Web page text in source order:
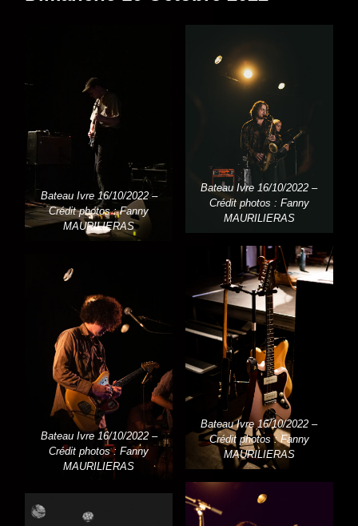
Bateau Ivre 16/10/2022 –
Crédit photos : Fanny
MAURILIERAS
Bateau Ivre 16/10/2022 –
Crédit photos : Fanny
MAURILIERAS
Bateau Ivre 16/10/2022 –
Crédit photos : Fanny
MAURILIERAS
Bateau Ivre 16/10/2022 –
Crédit photos : Fanny
MAURILIERAS